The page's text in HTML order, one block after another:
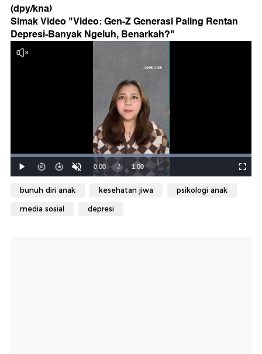
(dpy/kna)
Simak Video "Video: Gen-Z Generasi Paling Rentan
Depresi-Banyak Ngeluh, Benarkah?"
bunuh diri anak kesehatan jiwa psikologi anak
media sosial depresi